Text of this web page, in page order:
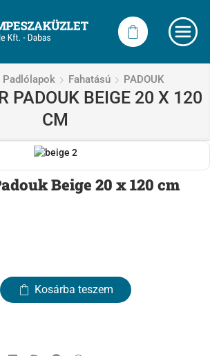
Padlólapok Fahatású PADOUK
PADOUK BEIGE 20 X 120
CM
Beige 20 x 120 cm
Kosárba teszem